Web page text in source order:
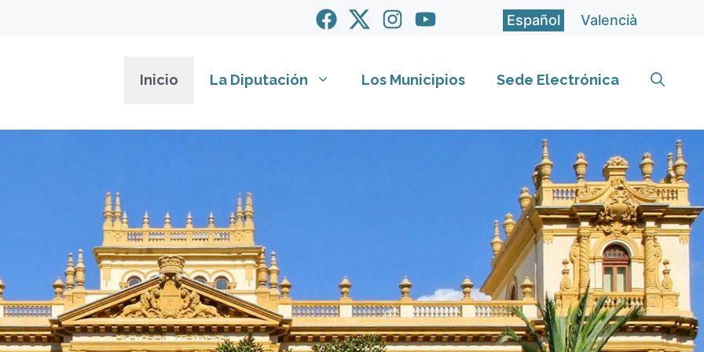
Español Valencià
Inicio La Diputación Los Municipios Sede Electrónica